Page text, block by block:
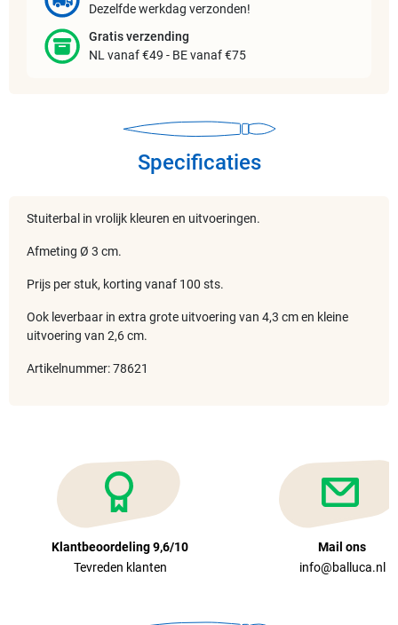
Dezelfde werkdag verzonden!
Gratis verzending
NL vanaf €49 - BE vanaf €75
Specificaties
Stuiterbal in vrolijk kleuren en uitvoeringen.
Afmeting Ø 3 cm.
Prijs per stuk, korting vanaf 100 sts.
Ook leverbaar in extra grote uitvoering van 4,3 cm en kleine
uitvoering van 2,6 cm.
Artikelnummer: 78621
Klantbeoordeling 9,6/10
Tevreden klanten
Mail ons
info@balluca.nl